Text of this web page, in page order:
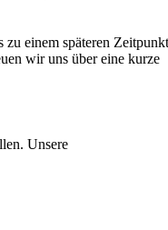
zu einem späteren
wir uns über eine kurze
Unsere